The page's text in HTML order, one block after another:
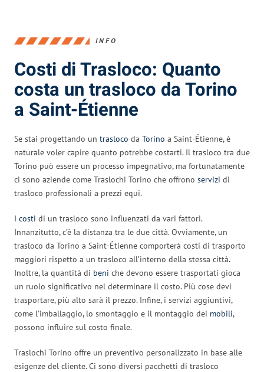
INFO
Costi di Trasloco: Quanto
costa un trasloco da Torino
a Saint-Étienne
Se stai progettando un trasloco da Torino a Saint-Étienne, è
naturale voler capire quanto potrebbe costarti. Il trasloco tra due
Torino può essere un processo impegnativo, ma fortunatamente
ci sono aziende come Traslochi Torino che offrono servizi di
trasloco professionali a prezzi equi.
I costi di un trasloco sono influenzati da vari fattori.
Innanzitutto, c’è la distanza tra le due città. Ovviamente, un
trasloco da Torino a Saint-Étienne comporterà costi di trasporto
maggiori rispetto a un trasloco all’interno della stessa città.
Inoltre, la quantità di beni che devono essere trasportati gioca
un ruolo significativo nel determinare il costo. Più cose devi
trasportare, più alto sarà il prezzo. Infine, i servizi aggiuntivi,
come l’imballaggio, lo smontaggio e il montaggio dei mobili,
possono influire sul costo finale.
Traslochi Torino offre un preventivo personalizzato in base alle
esigenze del cliente. Ci sono diversi pacchetti di trasloco